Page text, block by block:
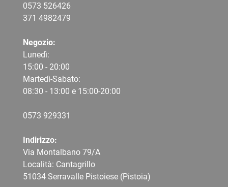
0573 526426
371 4982479
Negozio:
Lunedì:
15:00 - 20:00
Martedì-Sabato:
08:30 - 13:00 e 15:00-20:00
0573 929331
Indirizzo:
Via Montalbano 79/A
Località: Cantagrillo
51034 Serravalle Pistoiese (Pistoia)